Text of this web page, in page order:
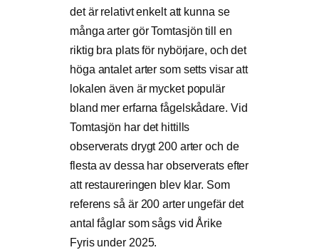
det är relativt enkelt att kunna se
många arter gör Tomtasjön till en
riktig bra plats för nybörjare, och det
höga antalet arter som setts visar att
lokalen även är mycket populär
bland mer erfarna fågelskådare. Vid
Tomtasjön har det hittills
observerats drygt 200 arter och de
flesta av dessa har observerats efter
att restaureringen blev klar. Som
referens så är 200 arter ungefär det
antal fåglar som sågs vid Årike
Fyris under 2025.